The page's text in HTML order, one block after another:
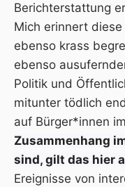
Berichterstattung
Mich erinnert
ebenso krass
ebenso
Politik und
mitunter tödlich
auf Bürger*innen
Zusammenhang
sind, gilt das hier
Ereignisse von